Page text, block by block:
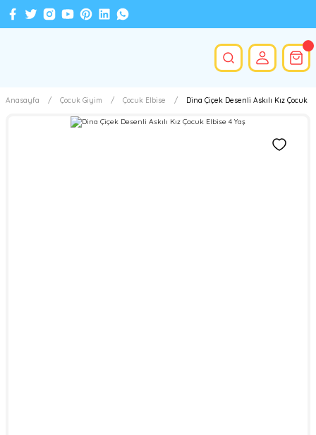
Anasayfa Çocuk Giyim Çocuk Elbise Dina Çiçek Desenli Askılı Kız Çocuk